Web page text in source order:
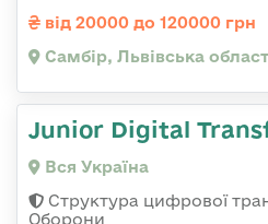
від 20000 до 120000 грн
Самбір, Львівська
Junior Digital
Вся Україна
Структура цифрової
Оборони